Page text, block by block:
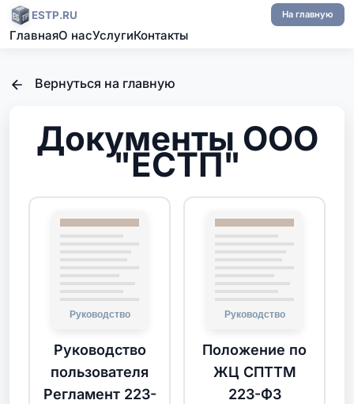
ESTP.RU
ГлавнаяО насУслугиКонтакты
На главную
Вернуться на главную
Документы ООО
"ЕСТП"
Руководство
пользователя
Регламент 223-
Положение по
ЖЦ СПТТМ
223-ФЗ